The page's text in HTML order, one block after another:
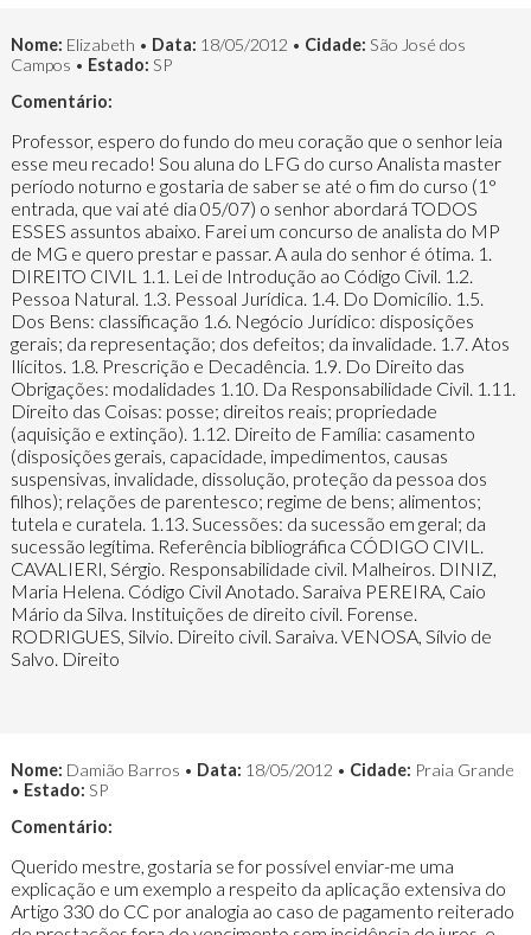
Nome: Elizabeth • Data: 18/05/2012 • Cidade: São José dos
Campos • Estado: SP
Comentário:
Professor, espero do fundo do meu coração que o senhor leia
esse meu recado! Sou aluna do LFG do curso Analista master
período noturno e gostaria de saber se até o fim do curso (1°
entrada, que vai até dia 05/07) o senhor abordará TODOS
ESSES assuntos abaixo. Farei um concurso de analista do MP
de MG e quero prestar e passar. A aula do senhor é ótima. 1.
DIREITO CIVIL 1.1. Lei de Introdução ao Código Civil. 1.2.
Pessoa Natural. 1.3. Pessoal Jurídica. 1.4. Do Domicílio. 1.5.
Dos Bens: classificação 1.6. Negócio Jurídico: disposições
gerais; da representação; dos defeitos; da invalidade. 1.7. Atos
Ilícitos. 1.8. Prescrição e Decadência. 1.9. Do Direito das
Obrigações: modalidades 1.10. Da Responsabilidade Civil. 1.11.
Direito das Coisas: posse; direitos reais; propriedade
(aquisição e extinção). 1.12. Direito de Família: casamento
(disposições gerais, capacidade, impedimentos, causas
suspensivas, invalidade, dissolução, proteção da pessoa dos
filhos); relações de parentesco; regime de bens; alimentos;
tutela e curatela. 1.13. Sucessões: da sucessão em geral; da
sucessão legítima. Referência bibliográfica CÓDIGO CIVIL.
CAVALIERI, Sérgio. Responsabilidade civil. Malheiros. DINIZ,
Maria Helena. Código Civil Anotado. Saraiva PEREIRA, Caio
Mário da Silva. Instituições de direito civil. Forense.
RODRIGUES, Silvio. Direito civil. Saraiva. VENOSA, Sílvio de
Salvo. Direito
Nome: Damião Barros • Data: 18/05/2012 • Cidade: Praia Grande
• Estado: SP
Comentário:
Querido mestre, gostaria se for possível enviar-me uma
explicação e um exemplo a respeito da aplicação extensiva do
Artigo 330 do CC por analogia ao caso de pagamento reiterado